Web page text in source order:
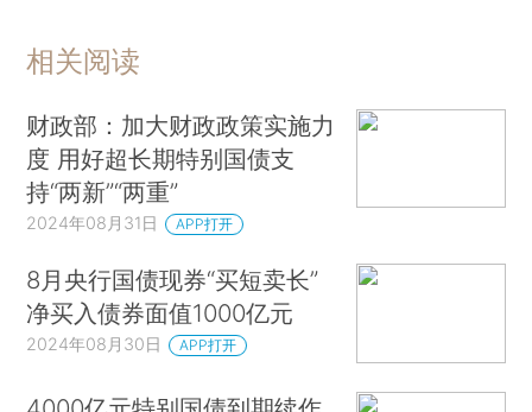
相关阅读
财政部：加大财政政策实施力
度 用好超长期特别国债支
持“两新”“两重”
2024年08月31日 APP打开
8月央行国债现券“买短卖长”
净买入债券面值1000亿元
2024年08月30日 APP打开